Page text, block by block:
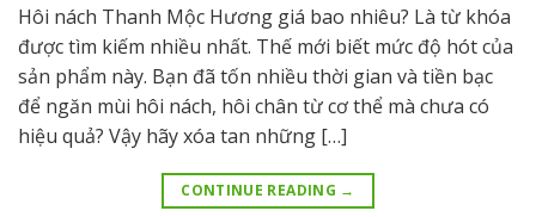
Hôi nách Thanh Mộc Hương giá bao nhiêu? Là từ khóa
được tìm kiếm nhiều nhất. Thế mới biết mức độ hót của
sản phẩm này. Bạn đã tốn nhiều thời gian và tiền bạc
để ngăn mùi hôi nách, hôi chân từ cơ thể mà chưa có
hiệu quả? Vậy hãy xóa tan những […]
CONTINUE READING →